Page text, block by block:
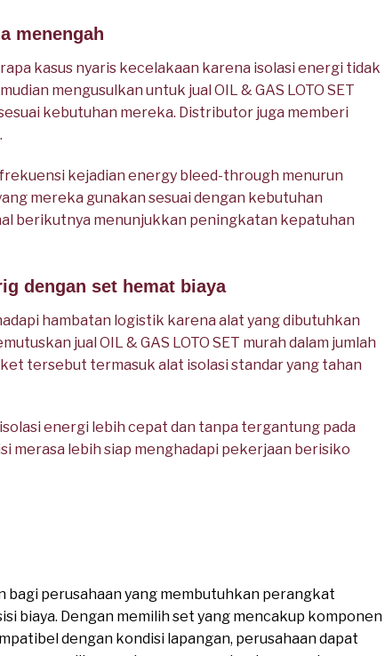
menengah
kasus nyaris kecelakaan karena isolasi energi tidak
mengusulkan untuk jual OIL & GAS LOTO SET
kebutuhan mereka. Distributor juga memberi
kejadian energy bleed-through menurun
mereka gunakan sesuai dengan kebutuhan
berikutnya menunjukkan peningkatan kepatuhan
dengan set hemat biaya
hambatan logistik karena alat yang dibutuhkan
jual OIL & GAS LOTO SET murah dalam jumlah
tersebut termasuk alat isolasi standar yang tahan
energi lebih cepat dan tanpa tergantung pada
merasa lebih siap menghadapi pekerjaan berisiko
bagi perusahaan yang membutuhkan perangkat
biaya. Dengan memilih set yang mencakup komponen
dengan kondisi lapangan, perusahaan dapat